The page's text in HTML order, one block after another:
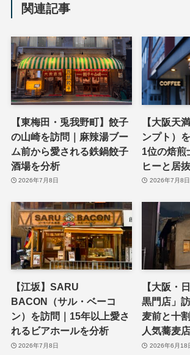
関連記事
【東梅田・兎我野町】餃子
の山崎を訪問｜麻辣湯ブー
ム前から愛される鉄鍋餃子
酒場を分析
2026年7月8日
【大阪天
ンプト）
1位の焙煎
ヒーと居
2026年7月8日
【江坂】SARU
BACON（サル・ベーコ
ン）を訪問｜15年以上愛さ
れるビアホールを分析
2026年7月8日
【大阪・
黒門店」
麦前と十
人気蕎麦
2026年6月18